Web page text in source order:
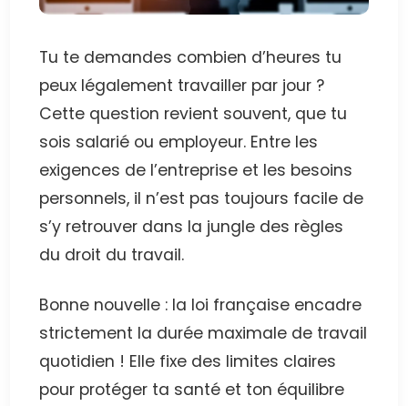
Tu te demandes combien d’heures tu
peux légalement travailler par jour ?
Cette question revient souvent, que tu
sois salarié ou employeur. Entre les
exigences de l’entreprise et les besoins
personnels, il n’est pas toujours facile de
s’y retrouver dans la jungle des règles
du droit du travail.
Bonne nouvelle : la loi française encadre
strictement la durée maximale de travail
quotidien ! Elle fixe des limites claires
pour protéger ta santé et ton équilibre